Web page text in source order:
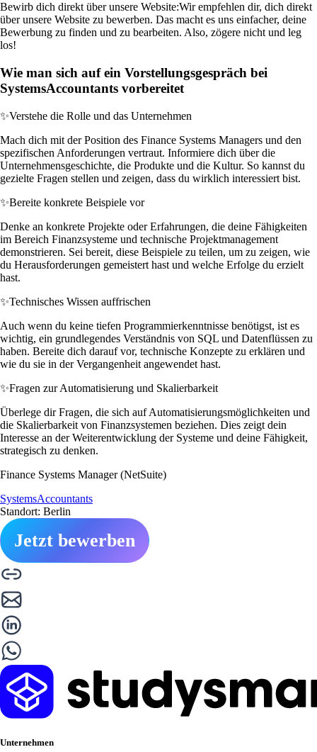
Bewirb dich direkt über unsere Website:Wir empfehlen dir, dich direkt
über unsere Website zu bewerben. Das macht es uns einfacher, deine
Bewerbung zu finden und zu bearbeiten. Also, zögere nicht und leg
los!
Wie man sich auf ein Vorstellungsgespräch bei
SystemsAccountants vorbereitet
✨Verstehe die Rolle und das Unternehmen
Mach dich mit der Position des Finance Systems Managers und den
spezifischen Anforderungen vertraut. Informiere dich über die
Unternehmensgeschichte, die Produkte und die Kultur. So kannst du
gezielte Fragen stellen und zeigen, dass du wirklich interessiert bist.
✨Bereite konkrete Beispiele vor
Denke an konkrete Projekte oder Erfahrungen, die deine Fähigkeiten
im Bereich Finanzsysteme und technische Projektmanagement
demonstrieren. Sei bereit, diese Beispiele zu teilen, um zu zeigen, wie
du Herausforderungen gemeistert hast und welche Erfolge du erzielt
hast.
✨Technisches Wissen auffrischen
Auch wenn du keine tiefen Programmierkenntnisse benötigst, ist es
wichtig, ein grundlegendes Verständnis von SQL und Datenflüssen zu
haben. Bereite dich darauf vor, technische Konzepte zu erklären und
wie du sie in der Vergangenheit angewendet hast.
✨Fragen zur Automatisierung und Skalierbarkeit
Überlege dir Fragen, die sich auf Automatisierungsmöglichkeiten und
die Skalierbarkeit von Finanzsystemen beziehen. Dies zeigt dein
Interesse an der Weiterentwicklung der Systeme und deine Fähigkeit,
strategisch zu denken.
Finance Systems Manager (NetSuite)
SystemsAccountants
Standort: Berlin
Jetzt bewerben
Unternehmen